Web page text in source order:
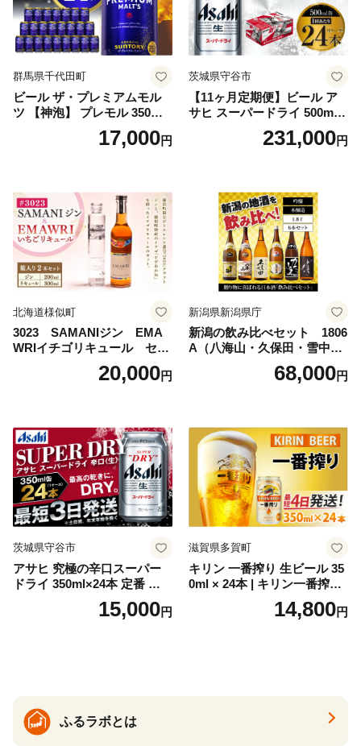
群馬県千代田町
ビール ザ・プレミアムモル
ツ 【神泡】 プレモル 350ml
× 24本 サントリー〈天然水の
ビール工場〉群馬※沖縄・離
17,000円
茨城県守谷市
【11ヶ月定期便】ビール ア
サヒ スーパードライ 500ml 2
4本 1ケース×11ヶ月 | アサヒ
ビール 究極の辛口 酒 お酒 ア
uper dry 11回 缶ビール 缶 ギ
フト 内祝い 茨城県守谷市 送
料無料
231,000円
北海道様似町
3023 SAMANIジン EMA
WRIイチゴリキュール セッ
ト（箱入り）【大人の味 酒
お酒 洋酒 スピリッツ クラフ
セット 詰め合わせ カクテル
ソーダ割り アルコール ロッ
ク ソーダ ジントニック 】
20,000円
新潟県新潟県庁
新潟の飲み比べセット 1806
A（八海山・久保田・雪中
梅・越乃寒梅・かたふね・千
68,000円
茨城県守谷市
アサヒ 究極の辛口スーパー
ドライ 350ml×24本 定番 ビー
ル 缶ビール 酒 お酒 アルコー
15,000円
滋賀県多賀町
キリン 一番搾り 生ビール 35
0ml × 24本 | キリン一番搾り
キリンビール 一番搾り ビー
ル 24缶 きりんいちばんしぼ
14,800円
ふるラボとは